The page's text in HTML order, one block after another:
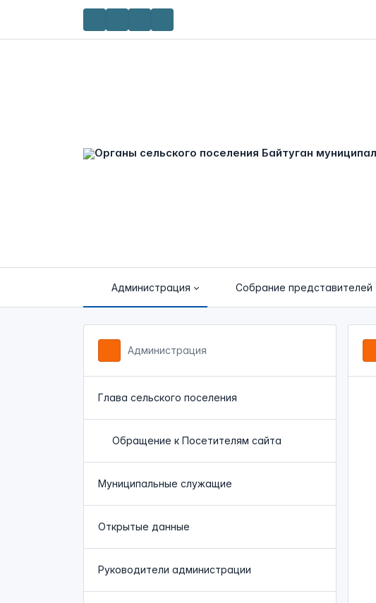
Администрация Собрание представителей
Администрация
Глава сельского поселения
Обращение к Посетителям сайта
Муниципальные служащие
Открытые данные
Руководители администрации